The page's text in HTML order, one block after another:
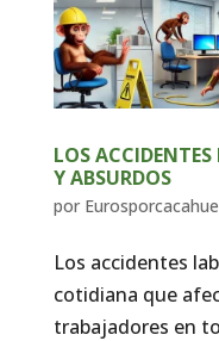
LOS
Y ABSURDOS
por
Los accidentes
cotidiana que
trabajadores en